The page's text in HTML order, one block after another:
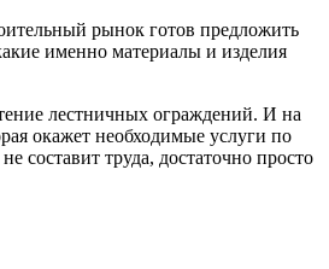
рынок готов предложить
именно материалы и изделия
лестничных ограждений. И на
окажет необходимые услуги по
составит труда, достаточно просто